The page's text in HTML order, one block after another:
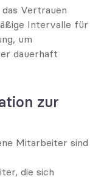
Vertrauen
Intervalle für
um
dauerhaft
zur
Mitarbeiter sind
die sich